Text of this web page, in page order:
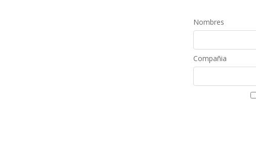
Nombres
Compañia